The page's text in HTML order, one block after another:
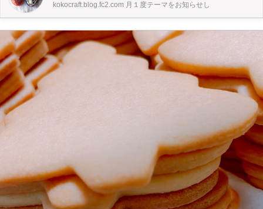
kokocraft.blog.fc2.com 月１度テーマをお知らせし